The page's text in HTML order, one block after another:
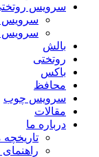
سرویس
سرویس
سرویس
بالش
روتختی
باکس
محافظ
سرویس چوب
مقالات
درباره ما
تاریخچه